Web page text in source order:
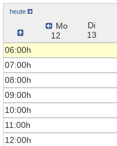
heute
Mo
12
Di
13
06:00h
07:00h
08:00h
09:00h
10:00h
11:00h
12:00h